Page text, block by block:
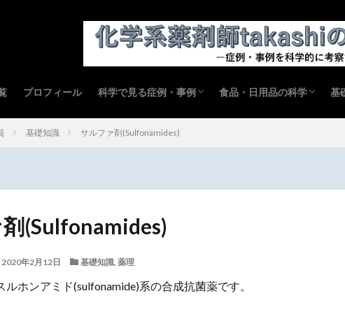
プロフィール 科学で見る症例・事例
症例・事例の科学
実務と薬
実務と病理
錠剤・散剤配合変化
注射剤配合変化
食品・日用品の科学
食品の科学
日用品の科学
生活の科学
基
基礎知識 サルファ剤(Sulfonamides)
(Sulfonamides)
2020年2月12日 基礎知識, 薬理
ホンアミド(sulfonamide)系の合成抗菌薬です。